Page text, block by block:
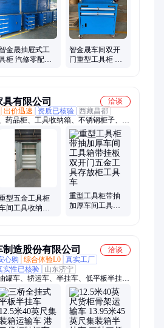
伏座椅、电动升降桌架、户外公园椅、
息座椅、不锈钢篱笆围栏、智慧座椅、
阳能座椅
金晟抽屉式工
柜 汽修零配件
智金晟车间双开
门重型工具柜 带
有限公司
洽谈
出价迅速 资质已核验 西藏昌都
药品柜、工具收纳箱、不锈钢柜子、实
工作台
型五金工具柜
间工具收纳箱
重型工具柜带抽
加厚车间工具箱
造股份有限公司
洽谈
心购 综合体验L0 真实工厂
实性已核验
山东济宁
罐车、轿运车、半挂车、低平板半挂
半挂车、中置轴半挂车、自卸半挂车、
输车、拖拉机挂车、出口俄罗斯半挂
危险品半挂车、尿素颗粒槽罐车